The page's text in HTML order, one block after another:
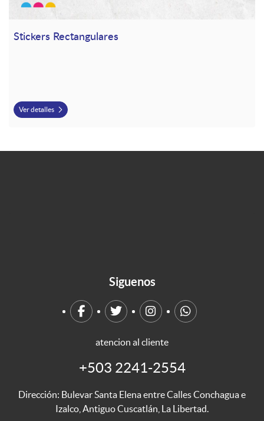
Stickers Rectangulares
Ver detalles
Siguenos
atencion al cliente
+503 2241-2554
Dirección: Bulevar Santa Elena entre Calles Conchagua e
Izalco, Antiguo Cuscatlán, La Libertad.